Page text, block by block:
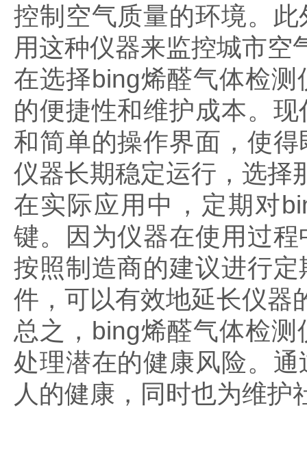
控制空气质量的环境。
用这种仪器来监控城市空
在选择bing烯醛气体检
的便捷性和维护成本。
和简单的操作界面，使
仪器长期稳定运行，选择
在实际应用中，定期对
键。因为仪器在使用过
按照制造商的建议进行
件，可以有效地延长仪器
总之，bing烯醛气体检
处理潜在的健康风险。
人的健康，同时也为维护